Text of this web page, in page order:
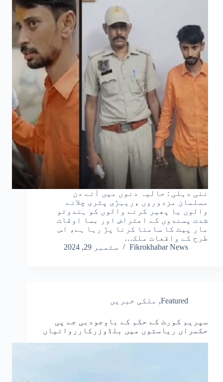
نئی دہلی : حالیہ دنوں میں آئے دن
مسلمان مزدوروں ،ریہڑی پٹری چلانے
والوں یا پھیر کرنے والوں کو ہندوتو
شدت پسندوں کے اعتراض اور بسا اوقات
مار پیٹ کا سامنا کرنا پڑ رہا ہے، اس
طرح کے واقعات ملک…
Fikrokhabar News
ستمبر 29, 2024
Featured
, ملکی خبریں
سپریم کورٹ کے حکم کے باوجودبی جے پی
حکمراں ریاستوں میں بلڈوزرکارروائیاں